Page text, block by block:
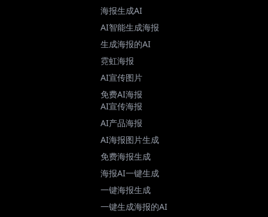
海报生成AI
AI智能生成海报
生成海报的AI
霓虹海报
AI宣传图片
免费AI海报
AI宣传海报
AI产品海报
AI海报图片生成
免费海报生成
海报AI一键生成
一键海报生成
一键生成海报的AI